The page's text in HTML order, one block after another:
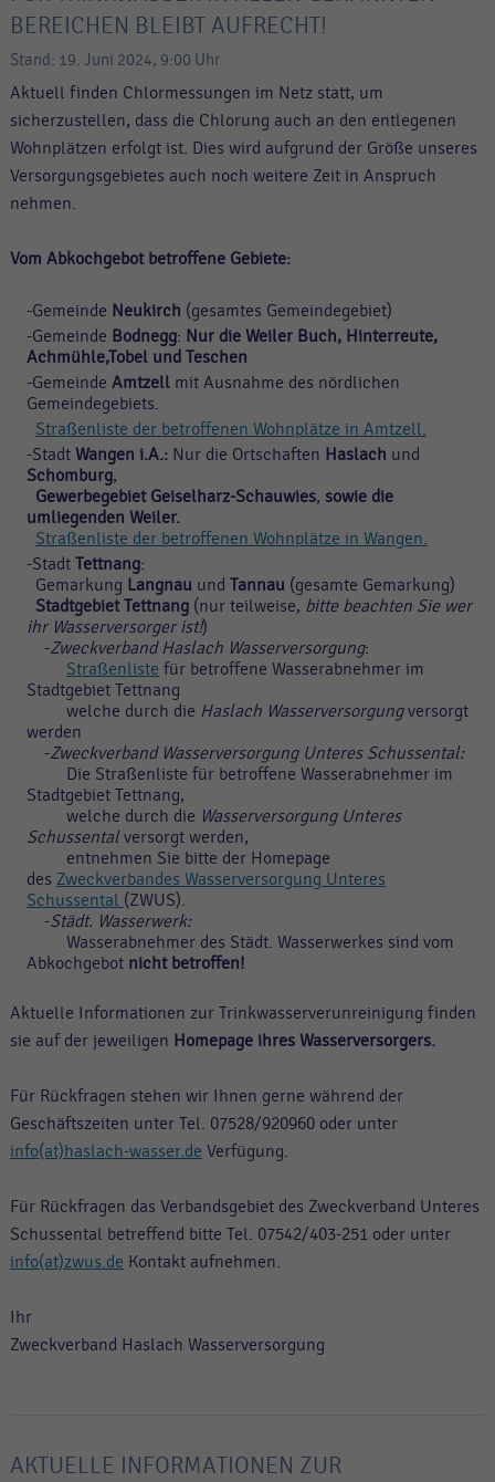
BEREICHEN BLEIBT AUFRECHT!
Stand: 19. Juni 2024, 9:00 Uhr
Aktuell finden Chlormessungen im Netz statt, um
sicherzustellen, dass die Chlorung auch an den entlegenen
Wohnplätzen erfolgt ist. Dies wird aufgrund der Größe unseres
Versorgungsgebietes auch noch weitere Zeit in Anspruch
nehmen.
Vom Abkochgebot betroffene Gebiete:
-Gemeinde Neukirch (gesamtes Gemeindegebiet)
-Gemeinde Bodnegg: Nur die Weiler Buch, Hinterreute,
Achmühle,Tobel und Teschen
-Gemeinde Amtzellmit Ausnahme des nördlichen
Gemeindegebiets.
Straßenliste der betroffenen Wohnplätze in Amtzell.
-Stadt Wangen i.A.: Nur die Ortschaften Haslach und
Schomburg,
Gewerbegebiet Geiselharz-Schauwies, sowie die
umliegenden Weiler.
Straßenliste der betroffenen Wohnplätze in Wangen.
-Stadt Tettnang:
Gemarkung Langnau und Tannau (gesamte Gemarkung)
Stadtgebiet Tettnang(nur teilweise, bitte beachten Sie wer
ihr Wasserversorger ist!)
-Zweckverband Haslach Wasserversorgung:
Straßenliste für betroffene Wasserabnehmer im
Stadtgebiet Tettnang
welche durch die Haslach Wasserversorgungversorgt
werden
-Zweckverband Wasserversorgung Unteres Schussental:
Die Straßenliste für betroffene Wasserabnehmer im
Stadtgebiet Tettnang,
welche durch die Wasserversorgung Unteres
Schussental versorgt werden,
entnehmen Sie bitte der Homepage
des Zweckverbandes Wasserversorgung Unteres
Schussental (ZWUS).
-Städt. Wasserwerk:
Wasserabnehmer des Städt. Wasserwerkes sind vom
Abkochgebot nicht betroffen!
Aktuelle Informationen zur Trinkwasserverunreinigung finden
sie auf der jeweiligen Homepage ihres Wasserversorgers.
Für Rückfragen stehen wir Ihnen gerne während der
Geschäftszeiten unter Tel. 07528/920960 oder unter
info(at)haslach-wasser.de Verfügung.
Für Rückfragen das Verbandsgebiet des Zweckverband Unteres
Schussental betreffend bitte Tel. 07542/403-251 oder unter
info(at)zwus.de Kontakt aufnehmen.
Ihr
Zweckverband Haslach Wasserversorgung
AKTUELLE INFORMATIONEN ZUR